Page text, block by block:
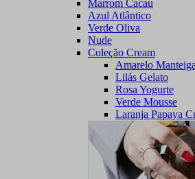
Marrom Cacau
Azul Atlântico
Verde Oliva
Nude
Coleção Cream
Amarelo Manteiga
Lilás Gelato
Rosa Yogurte
Verde Mousse
Laranja Papaya